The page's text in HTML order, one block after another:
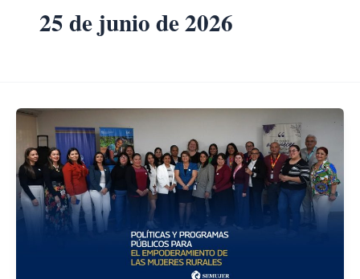
25 de junio de 2026